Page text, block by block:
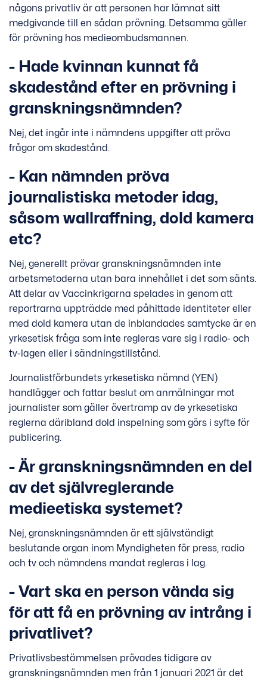
någons privatliv är att personen har lämnat sitt
medgivande till en sådan prövning. Detsamma gäller
för prövning hos medieombudsmannen.
- Hade kvinnan kunnat få
skadestånd efter en prövning i
granskningsnämnden?
Nej, det ingår inte i nämndens uppgifter att pröva
frågor om skadestånd.
- Kan nämnden pröva
journalistiska metoder idag,
såsom wallraffning, dold kamera
etc?
Nej, generellt prövar granskningsnämnden inte
arbetsmetoderna utan bara innehållet i det som sänts.
Att delar av Vaccinkrigarna spelades in genom att
reportrarna uppträdde med påhittade identiteter eller
med dold kamera utan de inblandades samtycke är en
yrkesetisk fråga som inte regleras vare sig i radio- och
tv-lagen eller i sändningstillstånd.
Journalistförbundets yrkesetiska nämnd (YEN)
handlägger och fattar beslut om anmälningar mot
journalister som gäller övertramp av de yrkesetiska
reglerna däribland dold inspelning som görs i syfte för
publicering.
- Är granskningsnämnden en del
av det självreglerande
medieetiska systemet?
Nej, granskningsnämnden är ett självständigt
beslutande organ inom Myndigheten för press, radio
och tv och nämndens mandat regleras i lag.
- Vart ska en person vända sig
för att få en prövning av intrång i
privatlivet?
Privatlivsbestämmelsen prövades tidigare av
granskningsnämnden men från 1 januari 2021 är det